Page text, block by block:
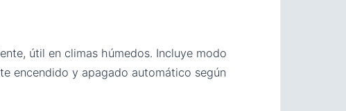
útil en climas húmedos. Incluye modo
encendido y apagado automático según